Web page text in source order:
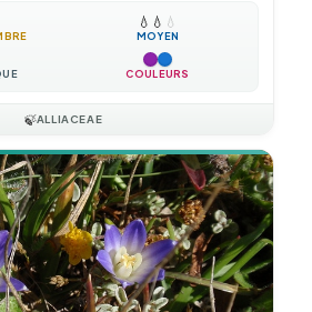
💧 💧 💧
MOYEN
COULEURS
🍃ALLIACEAE